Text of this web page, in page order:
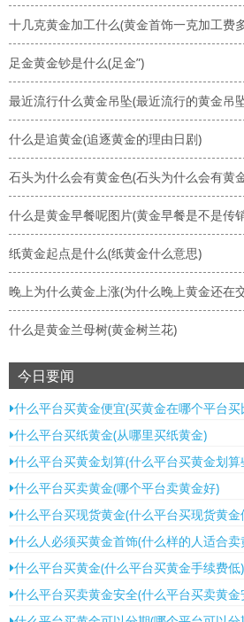
十几克黄金加工什么(黄金首饰一克加工费
足金黄金钞是什么(足金”)
最近流行什么黄金吊坠(最近流行的黄金吊
什么是追黄金(追逐黄金的理由日剧)
石头为什么会有黄金色(石头为什么会有黄
什么是黄金早餐呢图片(黄金早餐是不是传
纸黄金起点是什么(纸黄金什么意思)
晚上为什么黄金上涨(为什么晚上黄金还在
什么是黄金兰母树(黄金树兰花)
今日要闻
什么平台买黄金便宜(买黄金在哪个平台买
什么平台买纸黄金(从哪里买纸黄金)
什么平台买黄金划算(什么平台买黄金划算
什么平台买卖黄金(哪个平台卖黄金好)
什么平台买现货黄金(什么平台买现货黄金
什么人必须买黄金首饰(什么样的人适合卖
什么平台买黄金(什么平台买黄金手续费低)
什么平台买卖黄金安全(什么平台买卖黄